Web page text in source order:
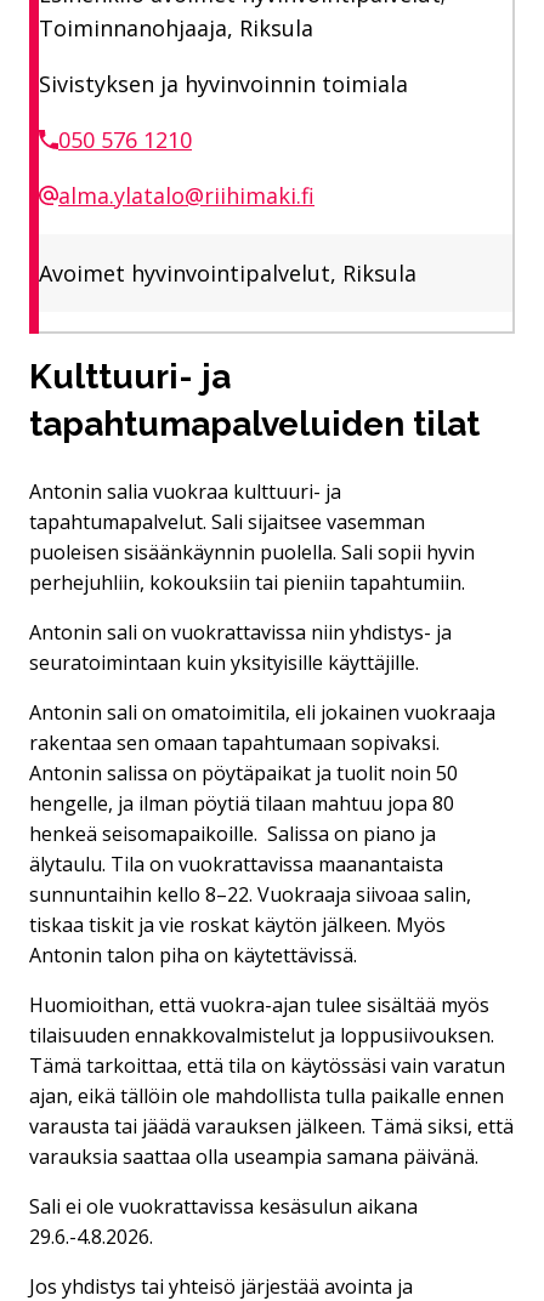
Toiminnanohjaaja, Riksula
Sivistyksen ja hyvinvoinnin toimiala
050 576 1210
alma.ylatalo@riihimaki.fi
Avoimet hyvinvointipalvelut, Riksula
Kulttuuri- ja
tapahtumapalveluiden tilat
Antonin salia vuokraa kulttuuri- ja
tapahtumapalvelut. Sali sijaitsee vasemman
puoleisen sisäänkäynnin puolella. Sali sopii hyvin
perhejuhliin, kokouksiin tai pieniin tapahtumiin.
Antonin sali on vuokrattavissa niin yhdistys- ja
seuratoimintaan kuin yksityisille käyttäjille.
Antonin sali on omatoimitila, eli jokainen vuokraaja
rakentaa sen omaan tapahtumaan sopivaksi.
Antonin salissa on pöytäpaikat ja tuolit noin 50
hengelle, ja ilman pöytiä tilaan mahtuu jopa 80
henkeä seisomapaikoille. Salissa on piano ja
älytaulu. Tila on vuokrattavissa maanantaista
sunnuntaihin kello 8–22. Vuokraaja siivoaa salin,
tiskaa tiskit ja vie roskat käytön jälkeen. Myös
Antonin talon piha on käytettävissä.
Huomioithan, että vuokra-ajan tulee sisältää myös
tilaisuuden ennakkovalmistelut ja loppusiivouksen.
Tämä tarkoittaa, että tila on käytössäsi vain varatun
ajan, eikä tällöin ole mahdollista tulla paikalle ennen
varausta tai jäädä varauksen jälkeen. Tämä siksi, että
varauksia saattaa olla useampia samana päivänä.
Sali ei ole vuokrattavissa kesäsulun aikana
29.6.-4.8.2026.
Jos yhdistys tai yhteisö järjestää avointa ja